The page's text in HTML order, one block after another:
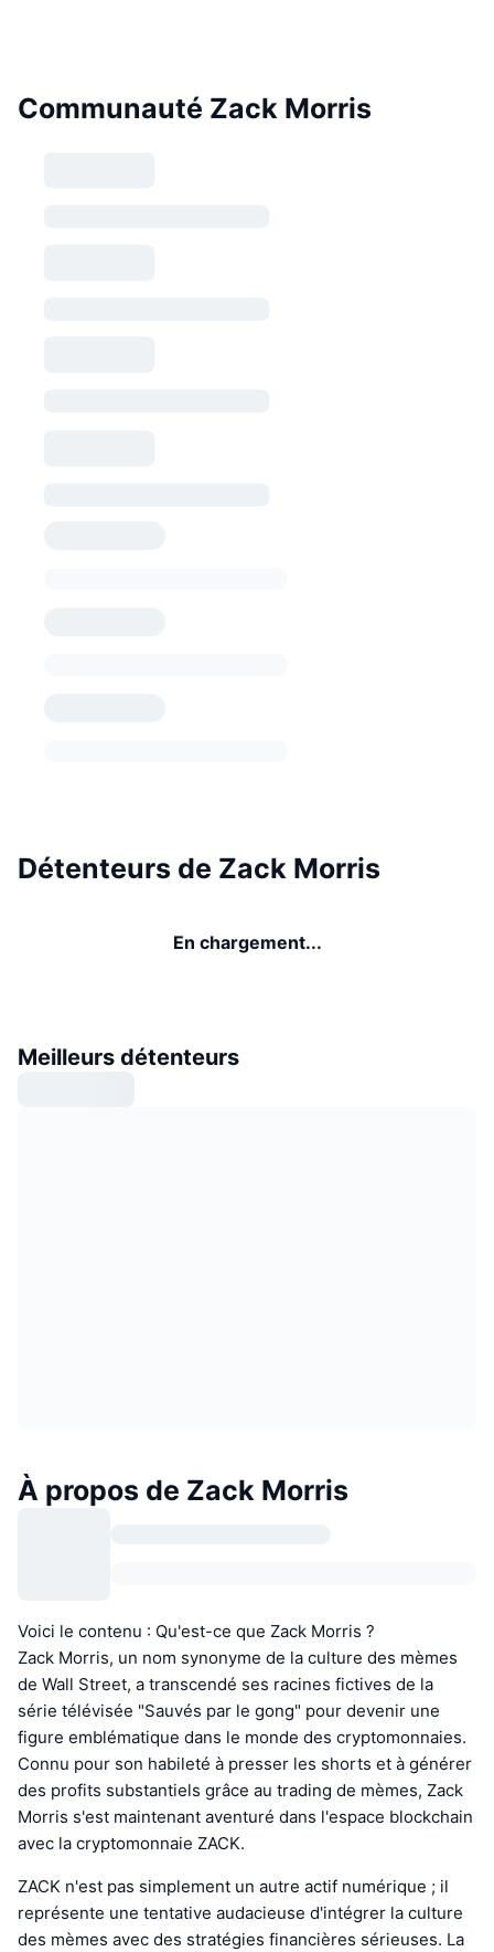
Communauté Zack Morris
Détenteurs de Zack Morris
En chargement...
Meilleurs détenteurs
À propos de Zack Morris
Voici le contenu : Qu'est-ce que Zack Morris ?
Zack Morris, un nom synonyme de la culture des mèmes
de Wall Street, a transcendé ses racines fictives de la
série télévisée "Sauvés par le gong" pour devenir une
figure emblématique dans le monde des cryptomonnaies.
Connu pour son habileté à presser les shorts et à générer
des profits substantiels grâce au trading de mèmes, Zack
Morris s'est maintenant aventuré dans l'espace blockchain
avec la cryptomonnaie ZACK.
ZACK n'est pas simplement un autre actif numérique ; il
représente une tentative audacieuse d'intégrer la culture
des mèmes avec des stratégies financières sérieuses. La